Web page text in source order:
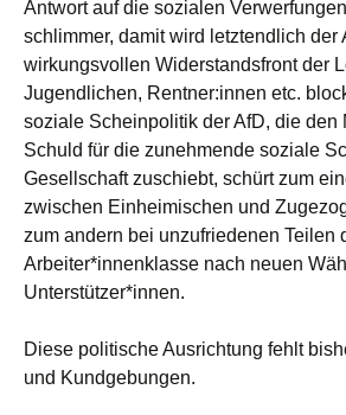
Antwort auf die sozialen
schlimmer, damit wird letztendlich der
wirkungsvollen Widerstandsfront der
Jugendlichen, Rentner:innen etc.
soziale Scheinpolitik der AfD, die den
Schuld für die zunehmende soziale
Gesellschaft zuschiebt, schürt zum
zwischen Einheimischen und
zum andern bei unzufriedenen Teilen
Arbeiter*innenklasse nach neuen
Unterstützer*innen.
Diese politische Ausrichtung fehlt
und Kundgebungen.